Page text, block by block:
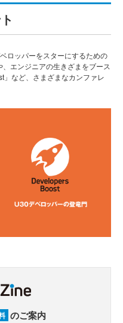
ロッパーをスターにするための
エンジニアの生きざまをブース
」など、さまざまなカンファレ
のご案内